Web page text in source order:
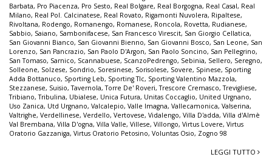
Barbata, Pro Piacenza, Pro Sesto, Real Bolgare, Real Borgogna, Real Casal, Real
Milano, Real Pol. Calcinatese, Real Rovato, Rigamonti Nuvolera, Ripaltese,
Rivoltana, Rodengo, Romanengo, Romanese, Roncola, Rovetta, Rudianese,
Sabbio, Saiano, Sambonifacese, San Francesco Virescit, San Giorgio Cellatica,
San Giovanni Bianco, San Giovanni Bienno, San Giovanni Bosco, San Leone, San
Lorenzo, San Pancrazio, San Paolo D'Argon, San Paolo Soncino, San Pellegrino,
San Tomaso, Sarnico, Scannabuese, ScanzoPedrengo, Sebinia, Sellero, Seregno,
Solleone, Solzese, Sondrio, Soresinese, Sorisolese, Sovere, Spinese, Sporting
Adda Bottanuco, Sporting Leb, Sporting Tlc, Sporting Valentino Mazzola,
Stezzanese, Suisio,Tavernola,Torre De' Roveri,Trescore Cremasco,Trevigliese,
Tribiano,Tribulina, Ubialese, Unica Futura, Unitas Coccaglio, United Urgnano,
Uso Zanica, Utd Urgnano, Valcalepio, Valle Imagna, Vallecamonica, Valserina,
Valtrighe, Verdellinese, Verdello, Vertovese, Vidalengo, Villa D'adda, Villa d'Almè
Val Brembana, Villa D'ogna, Villa Valle, Villese, Villongo, Virtus Lovere, Virtus
Oratorio Gazzaniga, Virtus Oratorio Petosino, Voluntas Osio, Zogno 98
LEGGI TUTTO